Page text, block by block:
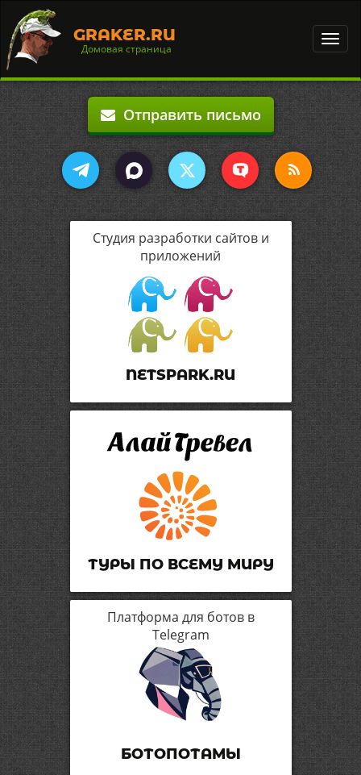
GRAKER.RU
Домовая страница
Отправить письмо
Студия разработки сайтов и
приложений
NETSPARK.RU
ТУРЫ ПО ВСЕМУ МИРУ
Платформа для ботов в
Telegram
БОТОПОТАМЫ